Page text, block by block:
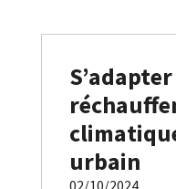
urbain
02/10/2024